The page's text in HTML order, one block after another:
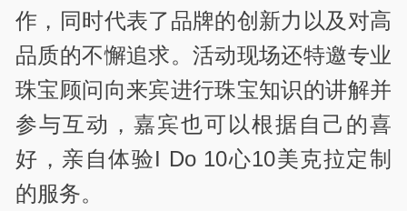
作，同时代表了品牌的创新力以及对高
品质的不懈追求。活动现场还特邀专业
珠宝顾问向来宾进行珠宝知识的讲解并
参与互动，嘉宾也可以根据自己的喜
好，亲自体验I Do 10心10美克拉定制
的服务。